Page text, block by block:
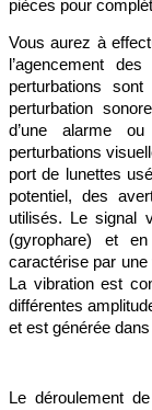
pièces pour
Vous aurez à
l’agencement
perturbations
perturbation
d’une alarme
perturbations
port de lunettes
potentiel, des
utilisés. Le signal
(gyrophare) et
caractérise par une
La vibration est
différentes
et est générée
Le déroulement